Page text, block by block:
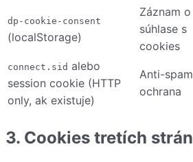
dp-cookie-consent
(localStorage)
Záznam o
súhlase s
cookies
connect.sid alebo
session cookie (HTTP
only, ak existuje)
Anti-spam
ochrana
3. Cookies tretích strán